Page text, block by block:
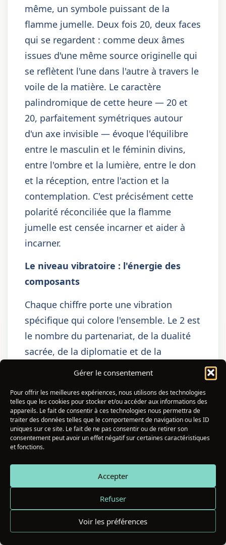
Gérer le consentement
Pour offrir les meilleures expériences, nous utilisons des technologies
telles que les cookies pour stocker et/ou accéder aux informations des
appareils. Le fait de consentir à ces technologies nous permettra de
traiter des données telles que le comportement de navigation ou les ID
uniques sur ce site. Le fait de ne pas consentir ou de retirer son
consentement peut avoir un effet négatif sur certaines caractéristiques
et fonctions.
Accepter
Refuser
Voir les préférences
même, un symbole puissant de la
flamme jumelle. Deux fois 20, deux faces
qui se regardent : comme deux âmes
issues d'une même source originelle qui
se reflètent l'une dans l'autre à travers le
voile de la matière. Le caractère
palindromique de cette heure — 20 et
20, parfaitement symétriques autour
d'un axe invisible — évoque l'équilibre
entre le masculin et le féminin divins,
entre l'ombre et la lumière, entre le don
et la réception, entre l'action et la
contemplation. C'est précisément cette
polarité réconciliée que la flamme
jumelle est censée incarner et aider à
incarner.
Le niveau vibratoire : l'énergie des
composants
Chaque chiffre porte une vibration
spécifique qui colore l'ensemble. Le 2 est
le nombre du partenariat, de la dualité
sacrée, de la diplomatie et de la
coopération — il parle de deux qui
est le nombre du divin, de l'infini, du
potentiel pur et du recommencement
éternel — il amplifie l'énergie de tous les
nombres qui l'entourent et leur confère
Ensemble, dans la séquence 20-20, ils
renouvelé — une invitation à embrasser
à la fois la relation avec votre flamme